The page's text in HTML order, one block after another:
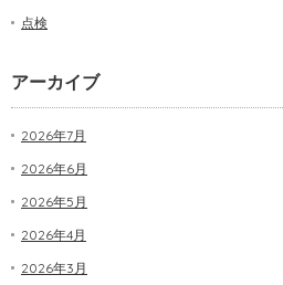
点検
アーカイブ
2026年7月
2026年6月
2026年5月
2026年4月
2026年3月